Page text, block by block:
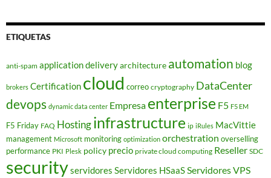
ETIQUETAS
anti-spam application deliveryarchitecture automation blog
brokers Certification cloud correo cryptography DataCenter
devops dynamic data center Empresa enterprise F5 F5 EM
F5 Friday FAQ Hostinginfrastructure ip iRules MacVittie
management Microsoft monitoring optimization orchestration overselling
performance PKI Plesk policy precio private cloud computing Reseller SDC
securityservidores Servidores HSaaSServidores VPS